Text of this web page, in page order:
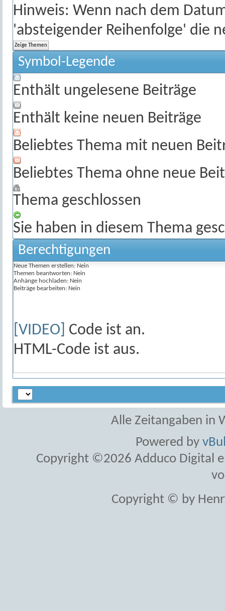
Hinweis: Wenn nach dem
'absteigender Reihenfolge' die
Symbol-Legende
Enthält ungelesene Beiträge
Enthält keine neuen Beiträge
Beliebtes Thema mit neuen
Beliebtes Thema ohne neue
Thema geschlossen
Sie haben in diesem Thema
Berechtigungen
Neue Themen erstellen: Nein
Themen beantworten: Nein
Anhänge hochladen: Nein
Beiträge bearbeiten: Nein
[VIDEO] Code ist an.
HTML-Code ist aus.
Alle Zeitangaben in
Powered by
Copyright ©2026 Adduco Digital
Copyright © by